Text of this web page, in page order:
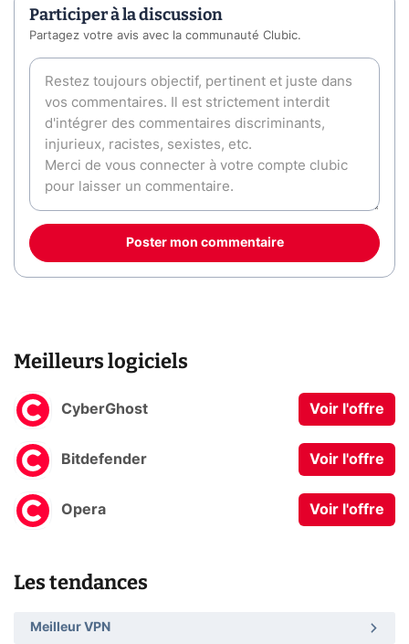
Participer à la discussion
Partagez votre avis avec la communauté Clubic.
Poster mon commentaire
Meilleurs logiciels
CyberGhost Voir l'offre
Bitdefender Voir l'offre
Opera Voir l'offre
Les tendances
Meilleur VPN